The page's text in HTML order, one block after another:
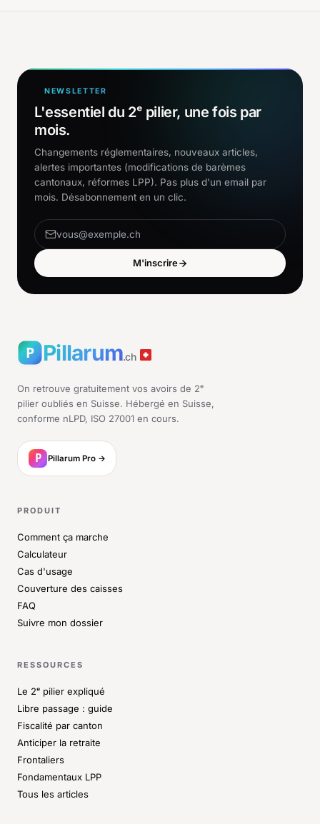
NEWSLETTER
L'essentiel du 2ᵉ pilier, une fois par
mois.
Changements réglementaires, nouveaux articles,
alertes importantes (modifications de barèmes
cantonaux, réformes LPP). Pas plus d'un email par
mois. Désabonnement en un clic.
M'inscrire
Pillarum.ch
On retrouve gratuitement vos avoirs de 2ᵉ
pilier oubliés en Suisse. Hébergé en Suisse,
conforme nLPD, ISO 27001 en cours.
Pillarum Pro →
PRODUIT
Comment ça marche
Calculateur
Cas d'usage
Couverture des caisses
FAQ
Suivre mon dossier
RESSOURCES
Le 2ᵉ pilier expliqué
Libre passage : guide
Fiscalité par canton
Anticiper la retraite
Frontaliers
Fondamentaux LPP
Tous les articles